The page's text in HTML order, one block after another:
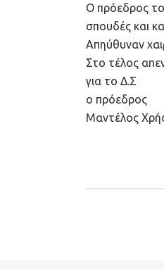
Ο πρόεδρος
σπουδές και
Απηύθυναν
Στο τέλος
για το Δ.Σ
ο πρόεδρος
Μαντέλος